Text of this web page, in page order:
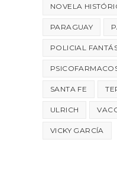
NOVELA
PARAGUAY
POLICIAL
SANTA FE
ULRICH
VICKY GARCÍA